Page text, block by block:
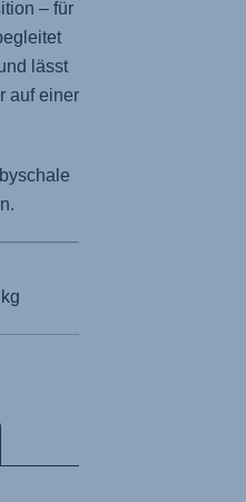
– für
lässt
auf einer